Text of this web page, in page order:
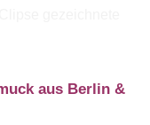
aus Berlin &